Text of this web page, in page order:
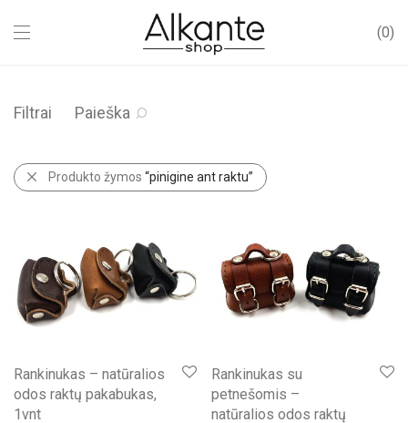
0
Filtrai Paieška
Produkto žymos “pinigine ant raktu”
Rankinukas – natūralios
odos raktų pakabukas,
1vnt
Rankinukas su
petnešomis –
natūralios odos raktų